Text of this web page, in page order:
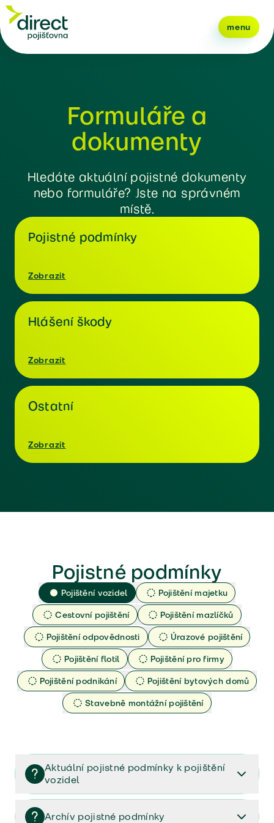
menu
Formuláře a
dokumenty
Hledáte aktuální pojistné dokumenty
nebo formuláře? Jste na správném
místě.
Pojistné podmínky
Zobrazit
Hlášení škody
Zobrazit
Ostatní
Zobrazit
Pojistné podmínky
Pojištění vozidel
Pojištění majetku
Cestovní pojištění
Pojištění mazlíčků
Pojištění odpovědnosti
Úrazové pojištění
Pojištění flotil
Pojištění pro firmy
Pojištění podnikání
Pojištění bytových domů
Stavebně montážní pojištění
Aktuální pojistné podmínky k pojištění
vozidel
Pojištění vozidel/Pojistné podmínky a vše důležité ke
smlouvě (PDF)
Archív pojistné podmínky